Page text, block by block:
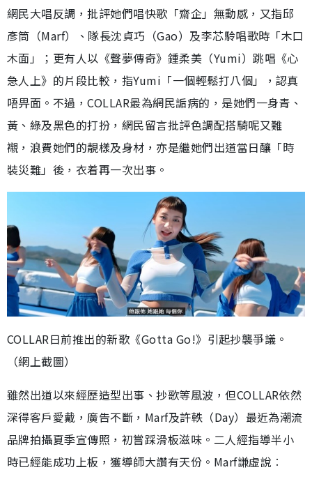
網民大唱反調，批評她們唱快歌「齋企」無動感，又指邱
彥筒（Marf）、隊長沈貞巧（Gao）及李芯駖唱歌時「木口
木面」；更有人以《聲夢傳奇》鍾柔美（Yumi）跳唱《心
急人上》的片段比較，指Yumi「一個輕鬆打八個」，認真
唔畀面。不過，COLLAR最為網民詬病的，是她們一身青、
黃、綠及黑色的打扮，網民留言批評色調配搭騎呢又難
襯，浪費她們的靚樣及身材，亦是繼她們出道當日釀「時
裝災難」後，衣着再一次出事。
COLLAR日前推出的新歌《Gotta Go!》引起抄襲爭議。
（網上截圖）
雖然出道以來經歷造型出事、抄歌等風波，但COLLAR依然
深得客戶愛戴，廣告不斷，Marf及許軼（Day）最近為潮流
品牌拍攝夏季宣傳照，初嘗踩滑板滋味。二人經指導半小
時已經能成功上板，獲導師大讚有天份。Marf謙虛說︰